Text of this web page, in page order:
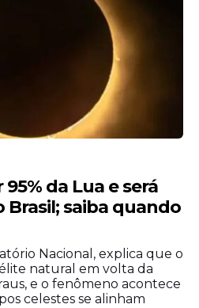
à União pelo uso
de energia elétrica.
o pagamento seja feito
custo acaba sendo
cobradas pelas
aos
da Lua e será
Brasil; saiba quando
Nacional, explica que o
natural em volta da
e o fenômeno acontece
celestes se alinham